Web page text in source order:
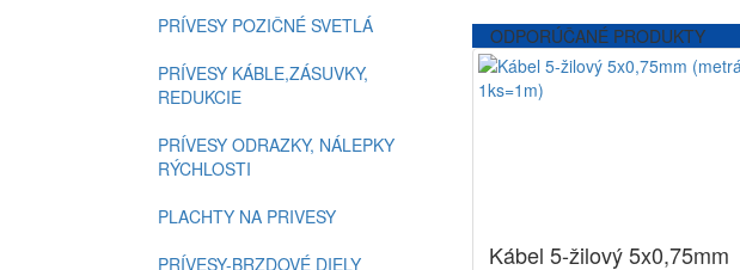
PRÍVESY POZIČNÉ SVETLÁ
PRÍVESY KÁBLE,ZÁSUVKY,
REDUKCIE
PRÍVESY ODRAZKY, NÁLEPKY
RÝCHLOSTI
PLACHTY NA PRIVESY
PRÍVESY-BRZDOVÉ DIELY
ODPORÚČANÉ PRODUKTY
Kábel 5-žilový 5x0,75mm